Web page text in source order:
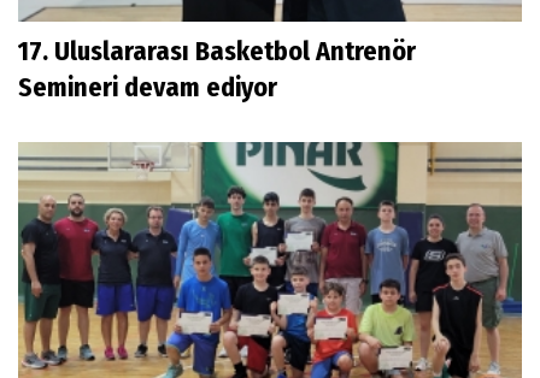
17. Uluslararası Basketbol Antrenör
Semineri devam ediyor